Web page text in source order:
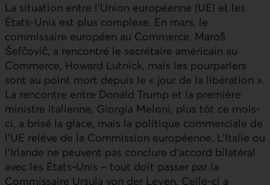
La situation entre l’Union européenne (UE) et les
États-Unis est plus complexe. En mars, le
commissaire européen au Commerce, Maroš
Šefčovič, a rencontré le secrétaire américain au
Commerce, Howard Lutnick, mais les pourparlers
sont au point mort depuis le « jour de la libération ».
La rencontre entre Donald Trump et la première
ministre italienne, Giorgia Meloni, plus tôt ce mois-
ci, a brisé la glace, mais la politique commerciale de
l’UE relève de la Commission européenne. L’Italie ou
l’Irlande ne peuvent pas conclure d’accord bilatéral
avec les États-Unis – tout doit passer par la
Commissaire Ursula von der Leyen. Celle-ci a